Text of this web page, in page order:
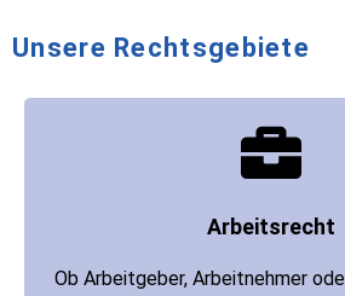
Unsere Rechtsgebiete
Arbeitsrecht
Ob Arbeitgeber, Arbeitnehmer